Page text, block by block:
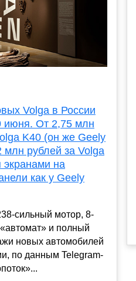
Volga в России
июня. От 2,75 млн
K40 (он же Geely
млн рублей за Volga
экранами на
как у Geely
сильный мотор, 8-
и полный
новых автомобилей
по данным Telegram-